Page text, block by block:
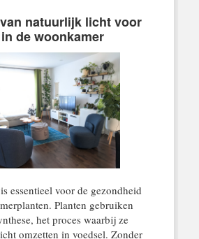
natuurlijk licht voor
de woonkamer
essentieel voor de gezondheid
Planten gebruiken
het proces waarbij ze
omzetten in voedsel. Zonder